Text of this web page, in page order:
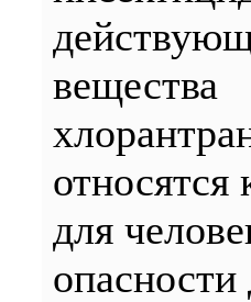
вещества
относятся
для
опасности